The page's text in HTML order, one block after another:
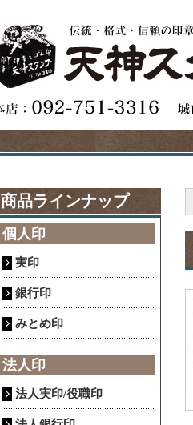
商品ラインナップ
個人印
実印
銀行印
みとめ印
法人印
法人実印/役職印